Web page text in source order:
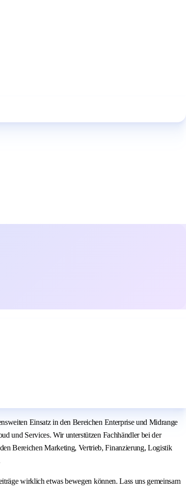
Einsatz in den Bereichen Enterprise und Midrange
und Services. Wir unterstützen Fachhändler bei der
Bereichen Marketing, Vertrieb, Finanzierung, Logistik
wirklich etwas bewegen können. Lass uns gemeinsam